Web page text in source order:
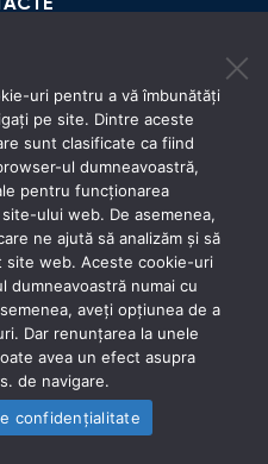
11/3, Chişinău
08:00 - 17:00
Ombudsman. All rights
uri pentru a vă îmbunătăți
pe site. Dintre aceste
sunt clasificate ca fiind
ul dumneavoastră,
pentru funcționarea
ului web. De asemenea,
ne ajută să analizăm și să
site web. Aceste cookie-uri
numai cu
aveți opțiunea de a
Dar renunțarea la unele
avea un efect asupra
de navigare.
confidențialitate